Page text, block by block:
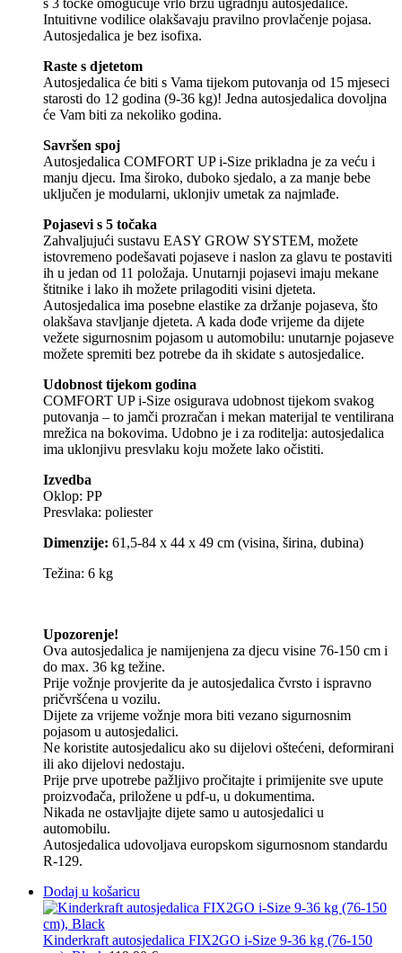
s 3 točke omogućuje vrlo brzu ugradnju autosjedalice.
Intuitivne vodilice olakšavaju pravilno provlačenje pojasa.
Autosjedalica je bez isofixa.
Raste s djetetom
Autosjedalica će biti s Vama tijekom putovanja od 15 mjeseci
starosti do 12 godina (9-36 kg)! Jedna autosjedalica dovoljna
će Vam biti za nekoliko godina.
Savršen spoj
Autosjedalica COMFORT UP i-Size prikladna je za veću i
manju djecu. Ima široko, duboko sjedalo, a za manje bebe
uključen je modularni, uklonjiv umetak za najmlađe.
Pojasevi s 5 točaka
Zahvaljujući sustavu EASY GROW SYSTEM, možete
istovremeno podešavati pojaseve i naslon za glavu te postaviti
ih u jedan od 11 položaja. Unutarnji pojasevi imaju mekane
štitnike i lako ih možete prilagoditi visini djeteta.
Autosjedalica ima posebne elastike za držanje pojaseva, što
olakšava stavljanje djeteta. A kada dođe vrijeme da dijete
vežete sigurnosnim pojasom u automobilu: unutarnje pojaseve
možete spremiti bez potrebe da ih skidate s autosjedalice.
Udobnost tijekom godina
COMFORT UP i-Size osigurava udobnost tijekom svakog
putovanja – to jamči prozračan i mekan materijal te ventilirana
mrežica na bokovima. Udobno je i za roditelja: autosjedalica
ima uklonjivu presvlaku koju možete lako očistiti.
Izvedba
Oklop: PP
Presvlaka: poliester
Dimenzije: 61,5-84 x 44 x 49 cm (visina, širina, dubina)
Težina: 6 kg
Upozorenje!
Ova autosjedalica je namijenjena za djecu visine 76-150 cm i
do max. 36 kg težine.
Prije vožnje provjerite da je autosjedalica čvrsto i ispravno
pričvršćena u vozilu.
Dijete za vrijeme vožnje mora biti vezano sigurnosnim
pojasom u autosjedalici.
Ne koristite autosjedalicu ako su dijelovi oštećeni, deformirani
ili ako dijelovi nedostaju.
Prije prve upotrebe pažljivo pročitajte i primijenite sve upute
proizvođača, priložene u pdf-u, u dokumentima.
Nikada ne ostavljajte dijete samo u autosjedalici u
automobilu.
Autosjedalica udovoljava europskom sigurnosnom standardu
R-129.
Dodaj u košaricu
Kinderkraft autosjedalica FIX2GO i-Size 9-36 kg (76-150